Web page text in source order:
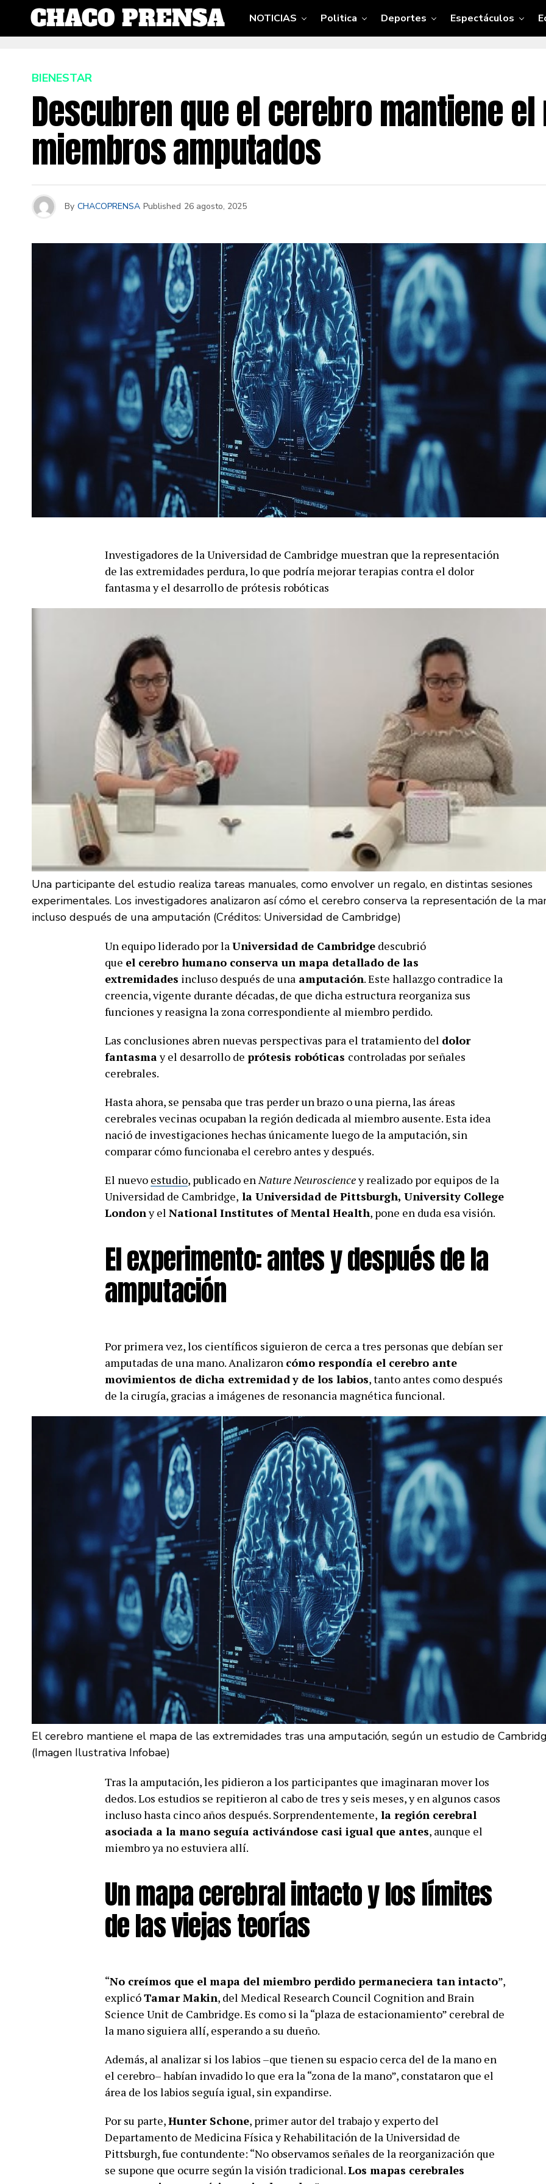
NOTICIAS Politica Deportes Espectáculos
BIENESTAR
Descubren que el cerebro mantiene
miembros amputados
By CHACOPRENSA Published 26 agosto, 2025
Investigadores de la Universidad de Cambridge muestran que la representación
de las extremidades perdura, lo que podría mejorar terapias contra el dolor
fantasma y el desarrollo de prótesis robóticas
Una participante del estudio realiza tareas manuales, como envolver un regalo, en distintas sesiones
experimentales. Los investigadores analizaron así cómo el cerebro conserva la representación de la
incluso después de una amputación (Créditos: Universidad de Cambridge)
Un equipo liderado por laUniversidad de Cambridge descubrió
que el cerebro humano conserva un mapa detallado de las
extremidades incluso después de una amputación. Este hallazgo contradice la
creencia, vigente durante décadas, de que dicha estructura reorganiza sus
funciones y reasigna la zona correspondiente al miembro perdido.
Las conclusiones abren nuevas perspectivas para el tratamiento del dolor
fantasmay el desarrollo de prótesis robóticas controladas por señales
cerebrales.
Hasta ahora, se pensaba que tras perder un brazo o una pierna, las áreas
cerebrales vecinas ocupaban la región dedicada al miembro ausente. Esta idea
nació de investigaciones hechas únicamente luego de la amputación, sin
comparar cómo funcionaba el cerebro antes y después.
El nuevo estudio, publicado enNature Neurosciencey realizado por equipos de la
Universidad de Cambridge, la Universidad de Pittsburgh, University College
Londony el National Institutes of Mental Health, pone en duda esa visión.
El experimento: antes y después de la
amputación
Por primera vez, los científicos siguieron de cerca a tres personas que debían ser
amputadas de una mano. Analizaron cómo respondía el cerebro ante
movimientos de dicha extremidady de los labios, tanto antes como después
de la cirugía, gracias a imágenes de resonancia magnética funcional.
El cerebro mantiene el mapa de las extremidades tras una amputación, según un estudio de
(Imagen Ilustrativa Infobae)
Tras la amputación, les pidieron a los participantes que imaginaran mover los
dedos. Los estudios se repitieron al cabo de tres y seis meses, y en algunos casos
incluso hasta cinco años después. Sorprendentemente, la región cerebral
asociada a la mano seguía activándose casi igual que antes, aunque el
miembro ya no estuviera allí.
Un mapa cerebral intacto y los límites
de las viejas teorías
“No creímos que el mapa del miembro perdido permaneciera tan intacto”,
explicóTamar Makin, del Medical Research Council Cognition and Brain
Science Unit de Cambridge. Es como si la “plaza de estacionamiento” cerebral de
la mano siguiera allí, esperando a su dueño.
Además, al analizar si los labios –que tienen su espacio cerca del de la mano en
el cerebro– habían invadido lo que era la “zona de la mano”, constataron que el
área de los labios seguía igual, sin expandirse.
Por su parte,Hunter Schone, primer autor del trabajo y experto del
Departamento de Medicina Física y Rehabilitación de la Universidad de
Pittsburgh, fue contundente: “No observamos señales de la reorganización que
se supone que ocurre según la visión tradicional.Los mapas cerebrales